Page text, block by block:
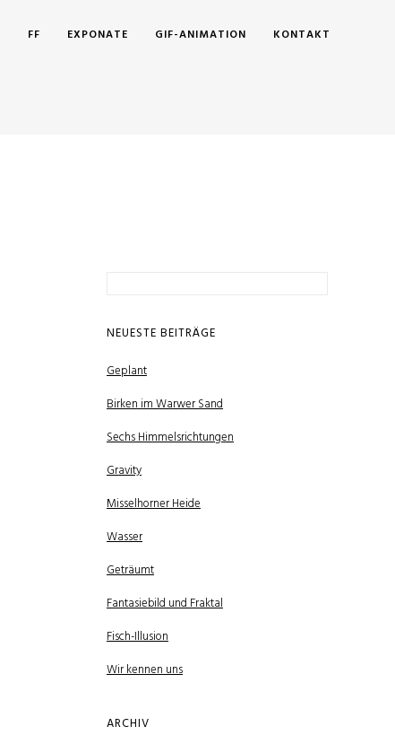
FF EXPONATE GIF-ANIMATION KONTAKT
NEUESTE BEITRÄGE
Geplant
Birken im Warwer Sand
Sechs Himmelsrichtungen
Gravity
Misselhorner Heide
Wasser
Geträumt
Fantasiebild und Fraktal
Fisch-Illusion
Wir kennen uns
ARCHIV